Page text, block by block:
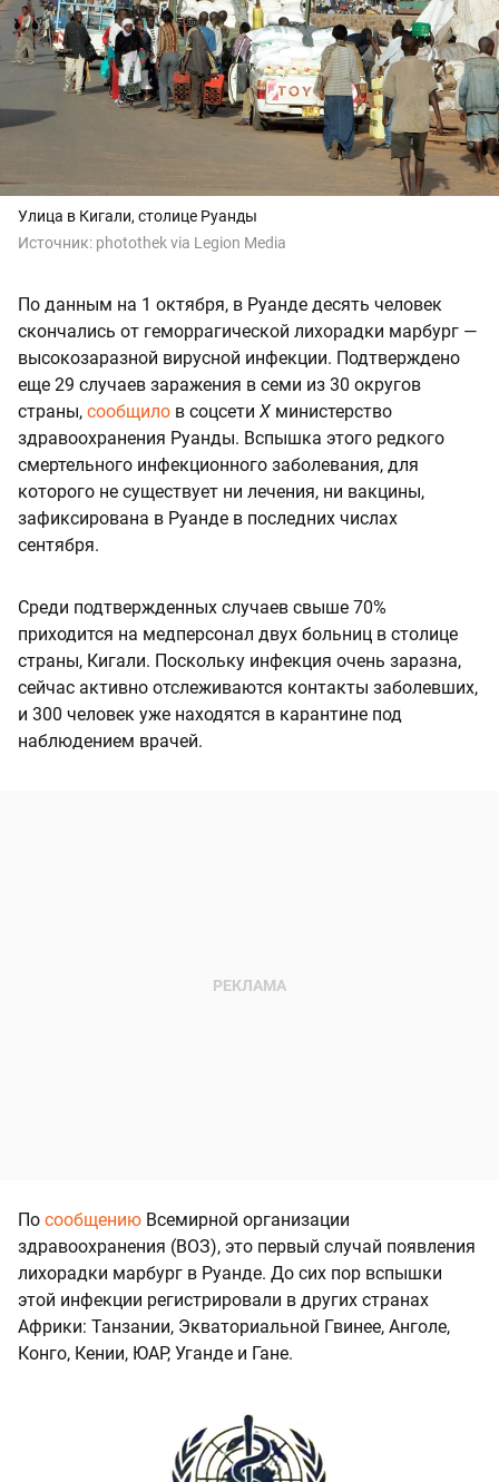
Улица в Кигали, столице Руанды
Источник: photothek via Legion Media
По данным на 1 октября, в Руанде десять человек
скончались от геморрагической лихорадки марбург —
высокозаразной вирусной инфекции. Подтверждено
еще 29 случаев заражения в семи из 30 округов
страны, сообщило в соцсети Х министерство
здравоохранения Руанды. Вспышка этого редкого
смертельного инфекционного заболевания, для
которого не существует ни лечения, ни вакцины,
зафиксирована в Руанде в последних числах
сентября.
Среди подтвержденных случаев свыше 70%
приходится на медперсонал двух больниц в столице
страны, Кигали. Поскольку инфекция очень заразна,
сейчас активно отслеживаются контакты заболевших,
и 300 человек уже находятся в карантине под
наблюдением врачей.
По сообщению Всемирной организации
здравоохранения (ВОЗ), это первый случай появления
лихорадки марбург в Руанде. До сих пор вспышки
этой инфекции регистрировали в других странах
Африки: Танзании, Экваториальной Гвинее, Анголе,
Конго, Кении, ЮАР, Уганде и Гане.